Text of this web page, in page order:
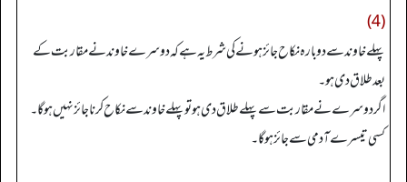
(4)
پہلے خاوند سے دوبارہ نکاح جائز ہونے کی شرط یہ ہے کہ دوسرے خاوند نے مقاربت کے
بعد طلاق دی ہو۔
اگر دوسرے نے مقاربت سے پہلے طلاق دی ہو تو پہلے خاوند سے نکاح کرنا جائز نہیں ہو گا۔
کسی تیسرے آدمی سے جائز ہو گا۔